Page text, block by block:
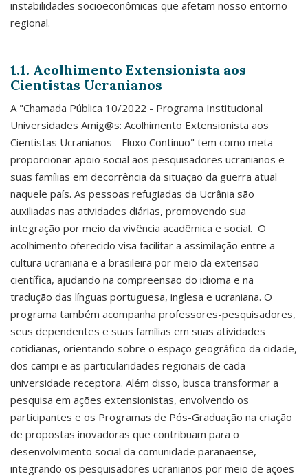
instabilidades socioeconômicas que afetam nosso entorno
regional.
1.1. Acolhimento Extensionista aos
Cientistas Ucranianos
A "Chamada Pública 10/2022 - Programa Institucional
Universidades Amig@s: Acolhimento Extensionista aos
Cientistas Ucranianos - Fluxo Contínuo" tem como meta
proporcionar apoio social aos pesquisadores ucranianos e
suas famílias em decorrência da situação da guerra atual
naquele país. As pessoas refugiadas da Ucrânia são
auxiliadas nas atividades diárias, promovendo sua
integração por meio da vivência acadêmica e social. O
acolhimento oferecido visa facilitar a assimilação entre a
cultura ucraniana e a brasileira por meio da extensão
científica, ajudando na compreensão do idioma e na
tradução das línguas portuguesa, inglesa e ucraniana. O
programa também acompanha professores-pesquisadores,
seus dependentes e suas famílias em suas atividades
cotidianas, orientando sobre o espaço geográfico da cidade,
dos campi e as particularidades regionais de cada
universidade receptora. Além disso, busca transformar a
pesquisa em ações extensionistas, envolvendo os
participantes e os Programas de Pós-Graduação na criação
de propostas inovadoras que contribuam para o
desenvolvimento social da comunidade paranaense,
integrando os pesquisadores ucranianos por meio de ações